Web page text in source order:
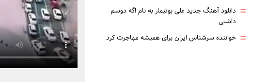
= دانلود آهنگ جدید علی بوتیمار به نام اگه دوسم
داشتی
= خواننده سرشناس ایران برای همیشه مهاجرت کرد